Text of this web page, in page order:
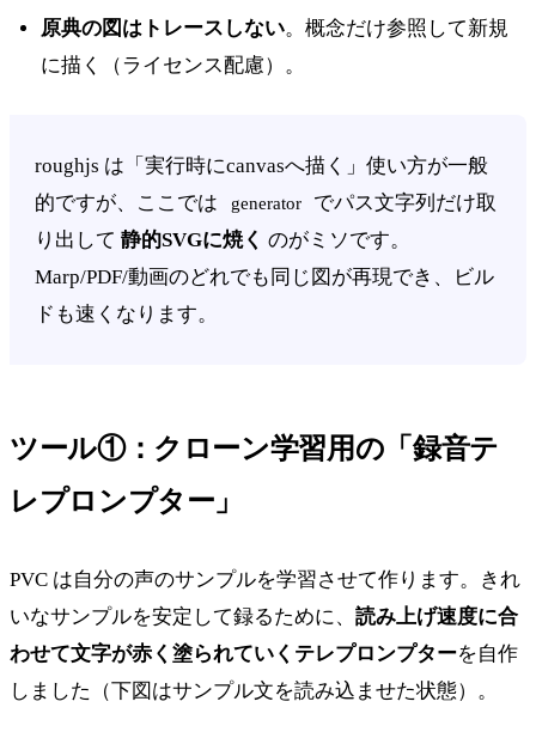
原典の図はトレースしない。概念だけ参照して新規
に描く（ライセンス配慮）。
roughjs は「実行時にcanvasへ描く」使い方が一般
的ですが、ここでは
generator
でパス文字列だけ取
り出して静的SVGに焼く のがミソです。
Marp/PDF/動画のどれでも同じ図が再現でき、ビル
ドも速くなります。
ツール①：クローン学習用の「録音テ
レプロンプター」
PVC は自分の声のサンプルを学習させて作ります。きれ
いなサンプルを安定して録るために、 読み上げ速度に合
わせて文字が赤く塗られていくテレプロンプターを自作
しました（下図はサンプル文を読み込ませた状態）。